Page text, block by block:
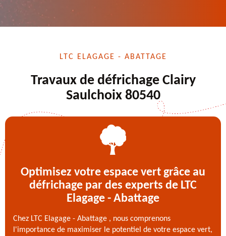
LTC ELAGAGE - ABATTAGE
Travaux de défrichage Clairy
Saulchoix 80540
Optimisez votre espace vert grâce au
défrichage par des experts de LTC
Elagage - Abattage
Chez LTC Elagage - Abattage , nous comprenons
l'importance de maximiser le potentiel de votre espace vert,